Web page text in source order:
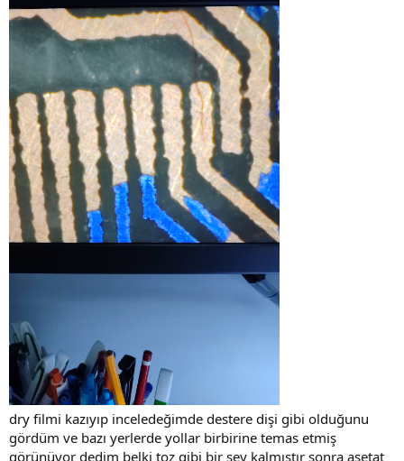
dry filmi kazıyıp inceledeğimde destere dişi gibi olduğunu
gördüm ve bazı yerlerde yollar birbirine temas etmiş
görünüyor dedim belki toz gibi bir şey kalmıştır sonra asetat